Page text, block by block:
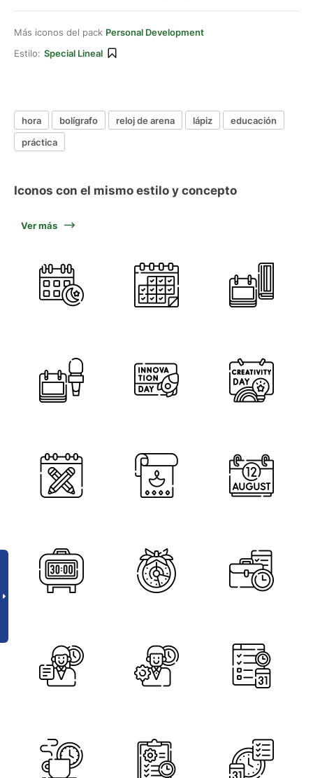
Más iconos del pack Personal Development
Estilo: Special Lineal
hora bolígrafo reloj de arena lápiz
educación
práctica
Iconos con el mismo estilo y concepto
Ver más